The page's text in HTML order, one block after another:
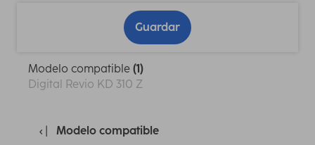
Guardar
Modelo compatible (1)
Digital Revio KD 310 Z
Modelo compatible